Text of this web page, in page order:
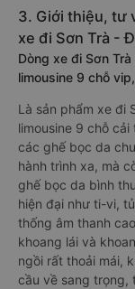
3. Giới thiệu, tư
xe đi Sơn Trà -
Dòng xe đi Sơn
limousine 9 chỗ
Là sản phẩm xe đi
limousine 9 chỗ
các ghế bọc da
hành trình xa, mà
ghế bọc da bình
hiện đại như ti-vi,
thống âm thanh
khoang lái và
ngồi rất thoải mái,
cầu về sang trọng,